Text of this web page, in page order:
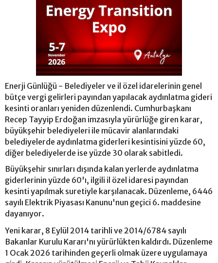
Enerji Günlüğü - Belediyeler ve il özel idarelerinin genel
bütçe vergi gelirleri payından yapılacak aydınlatma gideri
kesinti oranları yeniden düzenlendi. Cumhurbaşkanı
Recep Tayyip Erdoğan imzasıyla yürürlüğe giren karar,
büyükşehir belediyeleri ile mücavir alanlarındaki
belediyelerde aydınlatma giderleri kesintisini yüzde 60,
diğer belediyelerde ise yüzde 30 olarak sabitledi.
Büyükşehir sınırları dışında kalan yerlerde aydınlatma
giderlerinin yüzde 60'ı, ilgili il özel idaresi payından
kesinti yapılmak suretiyle karşılanacak. Düzenleme, 6446
sayılı Elektrik Piyasası Kanunu'nun geçici 6. maddesine
dayanıyor.
Yeni karar, 8 Eylül 2014 tarihli ve 2014/6784 sayılı
Bakanlar Kurulu Kararı'nı yürürlükten kaldırdı. Düzenleme
1 Ocak 2026 tarihinden geçerli olmak üzere uygulamaya